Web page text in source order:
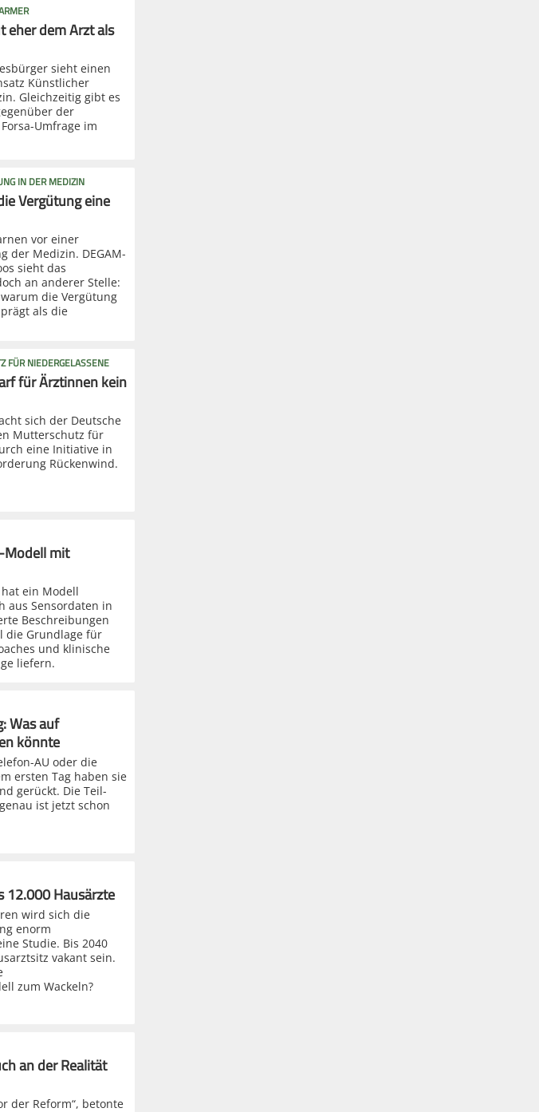
eher dem Arzt als
sieht einen
Künstlicher
Gleichzeitig gibt es
der
Umfrage im
IN DER MEDIZIN
Vergütung eine
vor einer
der Medizin. DEGAM-
sieht das
an anderer Stelle:
die Vergütung
als die
FÜR NIEDERGELASSENE
für Ärztinnen kein
sich der Deutsche
Mutterschutz für
eine Initiative in
Rückenwind.
Modell mit
ein Modell
aus Sensordaten in
Beschreibungen
die Grundlage für
und klinische
liefern.
Was auf
könnte
AU oder die
ersten Tag haben sie
gerückt. Die Teil-
ist jetzt schon
12.000 Hausärzte
wird sich die
enorm
Studie. Bis 2040
vakant sein.
zum Wackeln?
an der Realität
der Reform“, betonte